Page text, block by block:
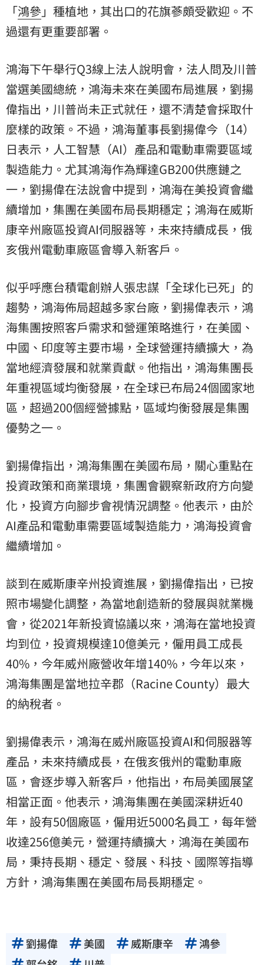
「鴻參」種植地，其出口的花旗蔘頗受歡迎。不
過還有更重要部署。
鴻海下午舉行Q3線上法人說明會，法人問及川普
當選美國總統，鴻海未來在美國布局進展，劉揚
偉指出，川普尚未正式就任，還不清楚會採取什
麼樣的政策。不過，鴻海董事長劉揚偉今（14）
日表示，人工智慧（AI）產品和電動車需要區域
製造能力。尤其鴻海作為輝達GB200供應鏈之
一，劉揚偉在法說會中提到，鴻海在美投資會繼
續增加，集團在美國布局長期穩定；鴻海在威斯
康辛州廠區投資AI伺服器等，未來持續成長，俄
亥俄州電動車廠區會導入新客戶。
似乎呼應台積電創辦人張忠謀「全球化已死」的
趨勢，鴻海佈局超越多家台廠，劉揚偉表示，鴻
海集團按照客戶需求和營運策略進行，在美國、
中國、印度等主要市場，全球營運持續擴大，為
當地經濟發展和就業貢獻。他指出，鴻海集團長
年重視區域均衡發展，在全球已布局24個國家地
區，超過200個經營據點，區域均衡發展是集團
優勢之一。
劉揚偉指出，鴻海集團在美國布局，關心重點在
投資政策和商業環境，集團會觀察新政府方向變
化，投資方向腳步會視情況調整。他表示，由於
AI產品和電動車需要區域製造能力，鴻海投資會
繼續增加。
談到在威斯康辛州投資進展，劉揚偉指出，已按
照市場變化調整，為當地創造新的發展與就業機
會，從2021年新投資協議以來，鴻海在當地投資
均到位，投資規模達10億美元，僱用員工成長
40%，今年威州廠營收年增140%，今年以來，
鴻海集團是當地拉辛郡（Racine County）最大
的納稅者。
劉揚偉表示，鴻海在威州廠區投資AI和伺服器等
產品，未來持續成長，在俄亥俄州的電動車廠
區，會逐步導入新客戶，他指出，布局美國展望
相當正面。他表示，鴻海集團在美國深耕近40
年，設有50個廠區，僱用近5000名員工，每年營
收達256億美元，營運持續擴大，鴻海在美國布
局，秉持長期、穩定、發展、科技、國際等指導
方針，鴻海集團在美國布局長期穩定。
劉揚偉 美國 威斯康辛
鴻參